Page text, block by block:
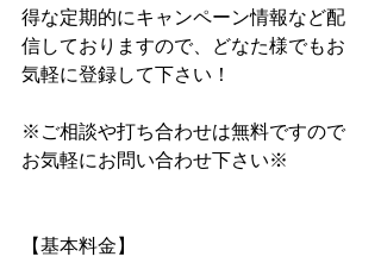
得な定期的にキャンペーン情報など配
信しておりますので、どなた様でもお
気軽に登録して下さい！
※ご相談や打ち合わせは無料ですので
お気軽にお問い合わせ下さい※
【基本料金】